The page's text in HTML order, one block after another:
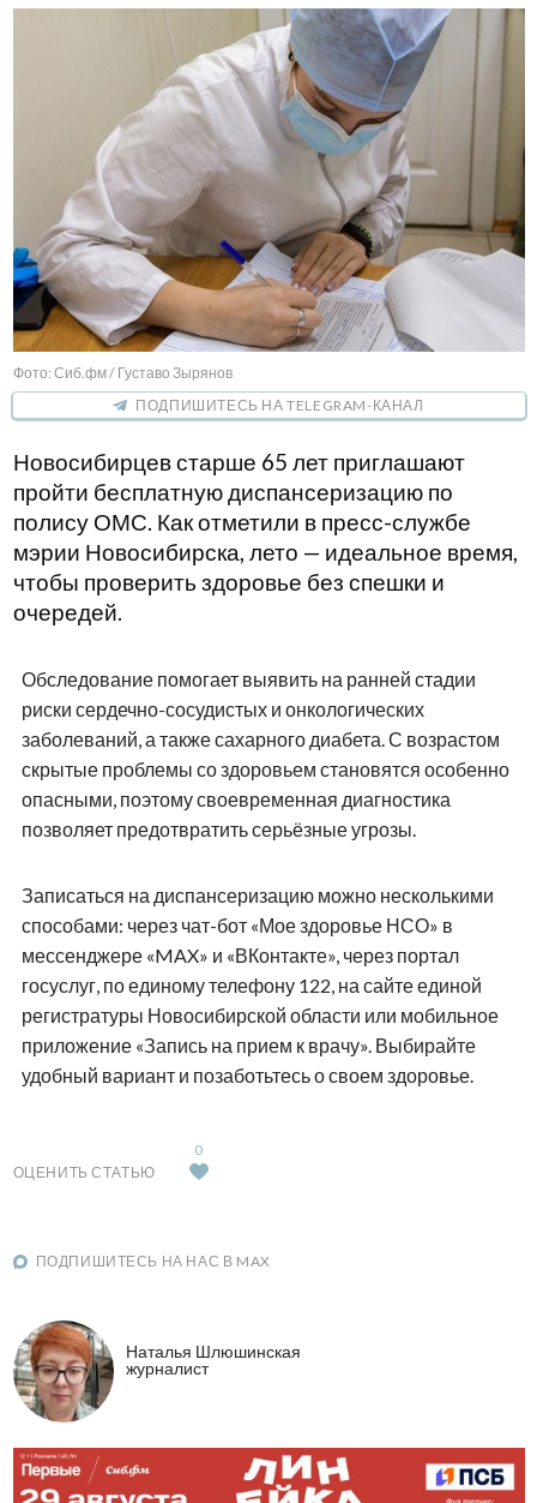
Фото: Сиб.фм / Густаво Зырянов
ПОДПИШИТЕСЬ НА TELEGRAM-КАНАЛ
Новосибирцев старше 65 лет приглашают
пройти бесплатную диспансеризацию по
полису ОМС. Как отметили в пресс-службе
мэрии Новосибирска, лето — идеальное время,
чтобы проверить здоровье без спешки и
очередей.
Обследование помогает выявить на ранней стадии
риски сердечно-сосудистых и онкологических
заболеваний, а также сахарного диабета. С возрастом
скрытые проблемы со здоровьем становятся особенно
опасными, поэтому своевременная диагностика
позволяет предотвратить серьёзные угрозы.
Записаться на диспансеризацию можно несколькими
способами: через чат-бот «Мое здоровье НСО» в
мессенджере «MAX» и «ВКонтакте», через портал
госуслуг, по единому телефону 122, на сайте единой
регистратуры Новосибирской области или мобильное
приложение «Запись на прием к врачу». Выбирайте
удобный вариант и позаботьтесь о своем здоровье.
ОЦЕНИТЬ СТАТЬЮ
0
ПОДПИШИТЕСЬ НА НАС В MAX
Наталья Шлюшинская
журналист